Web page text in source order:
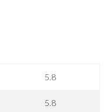
5.8
5.8